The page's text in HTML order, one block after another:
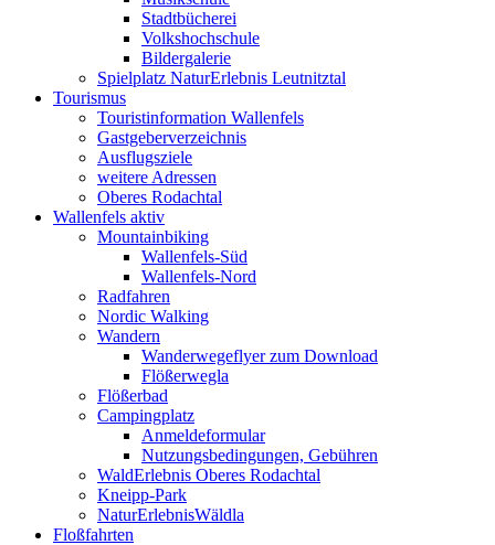
Stadtbücherei
Volkshochschule
Bildergalerie
Spielplatz NaturErlebnis Leutnitztal
Tourismus
Touristinformation Wallenfels
Gastgeberverzeichnis
Ausflugsziele
weitere Adressen
Oberes Rodachtal
Wallenfels aktiv
Mountainbiking
Wallenfels-Süd
Wallenfels-Nord
Radfahren
Nordic Walking
Wandern
Wanderwegeflyer zum Download
Flößerwegla
Flößerbad
Campingplatz
Anmeldeformular
Nutzungsbedingungen, Gebühren
WaldErlebnis Oberes Rodachtal
Kneipp-Park
NaturErlebnisWäldla
Floßfahrten